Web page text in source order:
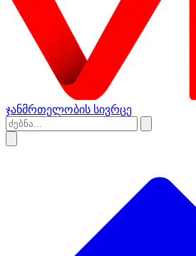
ჯანმრთელობის სივრცე